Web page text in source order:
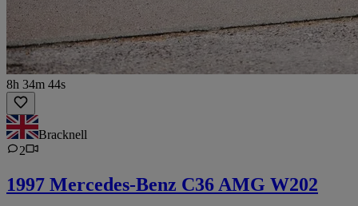
8h 34m 44s
Bracknell
2
1997 Mercedes-Benz C36 AMG W202